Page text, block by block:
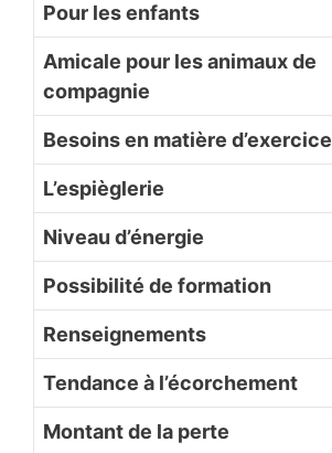
Pour les enfants
Amicale pour les animaux de
compagnie
Besoins en matière d’exercice
L’espièglerie
Niveau d’énergie
Possibilité de formation
Renseignements
Tendance à l’écorchement
Montant de la perte